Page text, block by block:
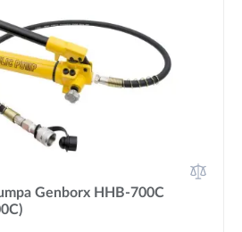
Genborx HHB-700C